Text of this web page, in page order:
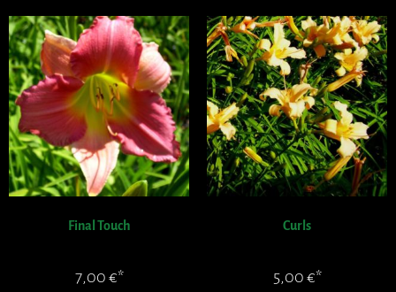
Final Touch
7,00 €
Curls
5,00 €